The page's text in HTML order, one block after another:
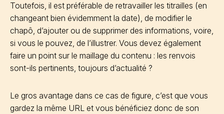
Toutefois, il est préférable de retravailler les titrailles (en
changeant bien évidemment la date), de modifier le
chapô, d’ajouter ou de supprimer des informations, voire,
si vous le pouvez, de l’illustrer. Vous devez également
faire un point sur le maillage du contenu : les renvois
sont-ils pertinents, toujours d’actualité ?
Le gros avantage dans ce cas de figure, c’est que vous
gardez la même URL et vous bénéficiez donc de son